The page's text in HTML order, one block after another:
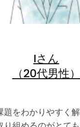
Iさん
（20代男性）
題をわかりやすく